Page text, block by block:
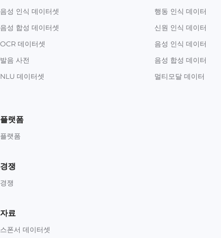
음성 인식 데이터셋
음성 합성 데이터셋
OCR 데이터셋
발음 사전
NLU 데이터셋
행동 인식 데이터
신원 인식 데이터
음성 인식 데이터
음성 합성 데이터
멀티모달 데이터
플랫폼
플랫폼
경쟁
경쟁
자료
스폰서 데이터셋